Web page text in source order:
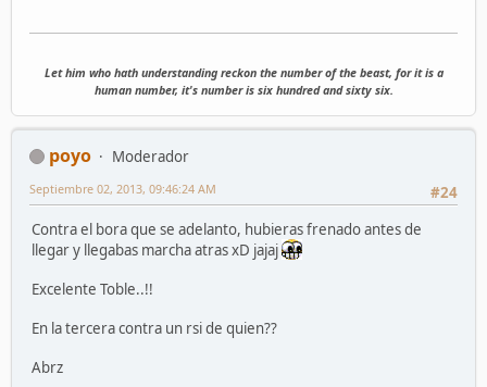
Let him who hath understanding reckon the number of the beast, for it is a
human number, it's number is six hundred and sixty six.
poyo
Moderador
#24
Septiembre 02, 2013, 09:46:24 AM
Contra el bora que se adelanto, hubieras frenado antes de
llegar y llegabas marcha atras xD jajaj
Excelente Toble..!!
En la tercera contra un rsi de quien??
Abrz